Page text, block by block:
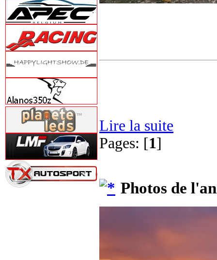
Lire la suite
Pages: [1]
Photos de